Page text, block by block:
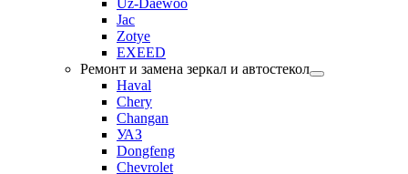
Uz-Daewoo
Jac
Zotye
EXEED
Ремонт и замена зеркал и автостекол
Haval
Chery
Changan
УАЗ
Dongfeng
Chevrolet